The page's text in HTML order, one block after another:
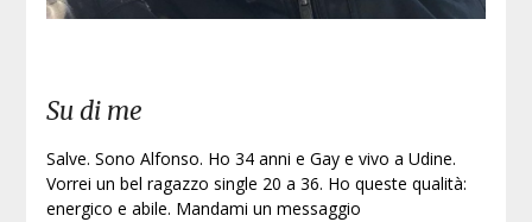
Su di me
Salve. Sono Alfonso. Ho 34 anni e Gay e vivo a Udine.
Vorrei un bel ragazzo single 20 a 36. Ho queste qualità:
energico e abile. Mandami un messaggio